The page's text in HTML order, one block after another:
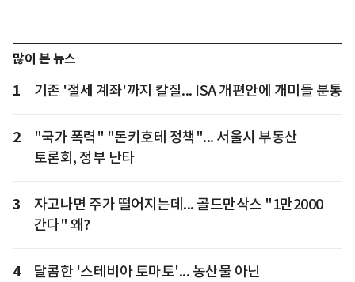
많이 본 뉴스
1 기존 '절세 계좌'까지 칼질... ISA 개편안에 개미들 분통
2
"국가 폭력" "돈키호테 정책"... 서울시 부동산
토론회, 정부 난타
3
자고나면 주가 떨어지는데... 골드만삭스 "1만2000
간다" 왜?
4
달콤한 '스테비아 토마토'... 농산물 아닌